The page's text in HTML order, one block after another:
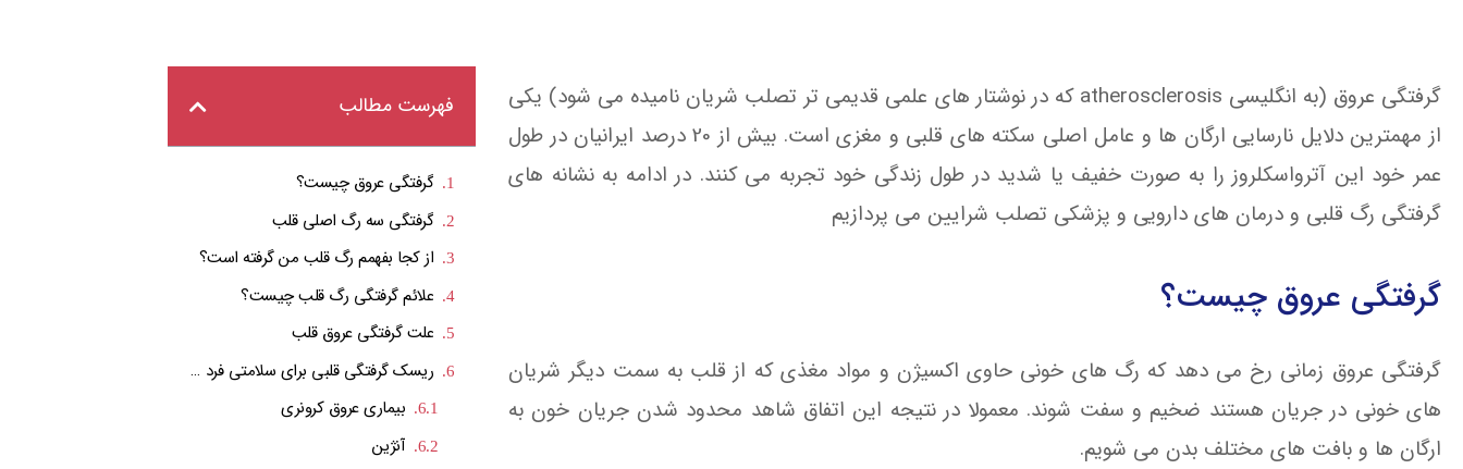
گرفتگی عروق (به انگلیسی atherosclerosis که در نوشتار های علمی قدیمی تر تصلب شریان نامیده می شود) یکی
از مهمترین دلایل نارسایی ارگان ها و عامل اصلی سکته های قلبی و مغزی است. بیش از 20 درصد ایرانیان در طول
عمر خود این آترواسکلروز را به صورت خفیف یا شدید در طول زندگی خود تجربه می کنند. در ادامه به نشانه های
گرفتگی رگ قلبی و درمان های دارویی و پزشکی تصلب شرایین می پردازیم
گرفتگی عروق چیست؟
گرفتگی عروق زمانی رخ می دهد که رگ های خونی حاوی اکسیژن و مواد مغذی که از قلب به سمت دیگر شریان
های خونی در جریان هستند ضخیم و سفت شوند. معمولا در نتیجه این اتفاق شاهد محدود شدن جریان خون به
ارگان ها و بافت های مختلف بدن می شویم.
فهرست مطالب
گرفتگی عروق چیست؟
گرفتگی سه رگ اصلی قلب
از کجا بفهمم رگ قلب من گرفته است؟
علائم گرفتگی رگ قلب چیست؟
علت گرفتگی عروق قلب
ریسک گرفتگی قلبی برای سلامتی فرد چیست؟
بیماری عروق کرونری
آنژین